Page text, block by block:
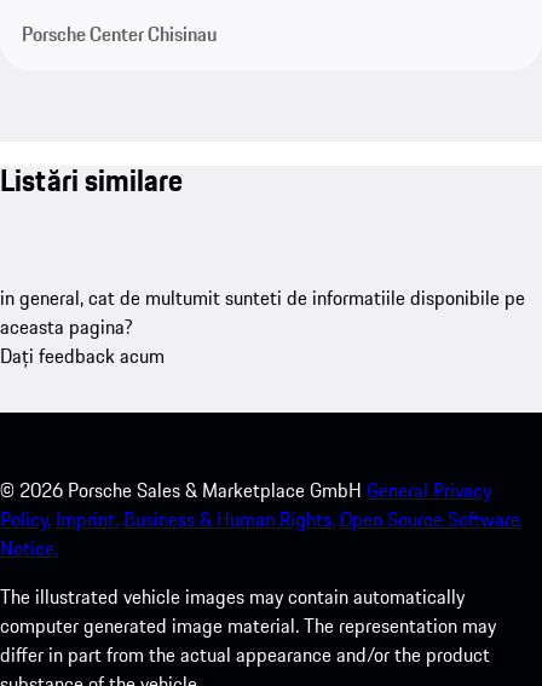
Porsche Center Chisinau
Listări similare
in general, cat de multumit sunteti de informatiile disponibile pe
aceasta pagina?
Dați feedback acum
© 2026 Porsche Sales & Marketplace GmbH General Privacy
Policy. Imprint. Business & Human Rights.Open Source Software
Notice.
The illustrated vehicle images may contain automatically
computer generated image material. The representation may
differ in part from the actual appearance and/or the product